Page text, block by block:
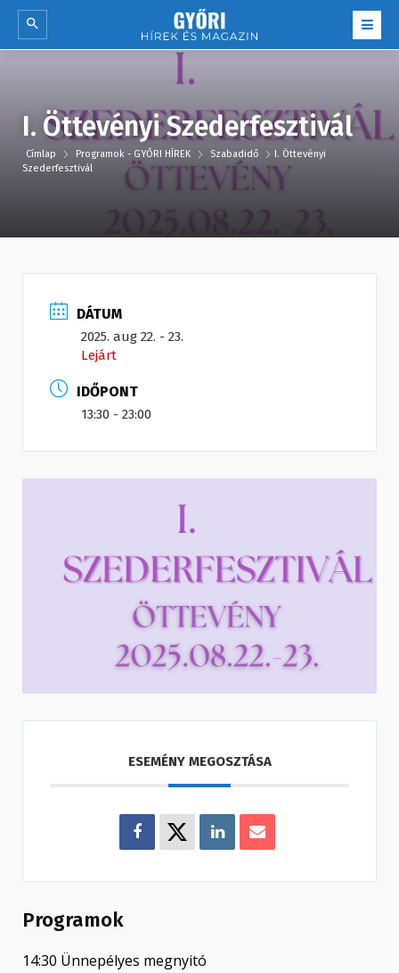
I. Öttevényi Szederfesztivál
Címlap Programok - GYŐRI HÍREK Szabadidő
I. Öttevényi
Szederfesztivál
Programok
14:30 Ünnepélyes megnyitó
DÁTUM
2025. aug 22. - 23.
Lejárt
IDŐPONT
13:30 - 23:00
ESEMÉNY MEGOSZTÁSA